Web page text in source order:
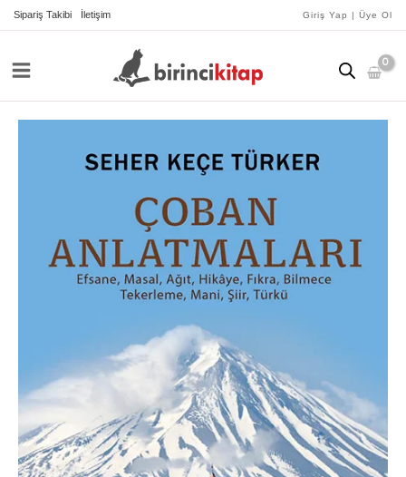
İçeriğe
Sipariş Takibi İletişim Giriş Yap | Üye Ol
Anlatmaları